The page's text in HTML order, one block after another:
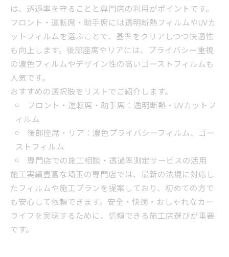
は、透過率を守ることと専門店の利用がポイントです。
フロント・運転席・助手席には透明断熱フィルムやUVカ
ットフィルムを選ぶことで、基準をクリアしつつ快適性
も向上します。後部座席やリアには、プライバシー重視
の濃色フィルムやデザイン性の高いゴーストフィルムも
人気です。
おすすめの選択肢をリストでご紹介します。
フロント・運転席・助手席：透明断熱・UVカットフ
ィルム
後部座席・リア：濃色プライバシーフィルム、ゴー
ストフィルム
専門店での施工相談・透過率測定サービスの活用
施工実績豊富な埼玉の専門店では、最新の法規に対応し
たフィルムや施工プランを提案しており、初めての方で
も安心して依頼できます。安全・快適・おしゃれなカー
ライフを実現するために、信頼できる施工店選びが重要
です。